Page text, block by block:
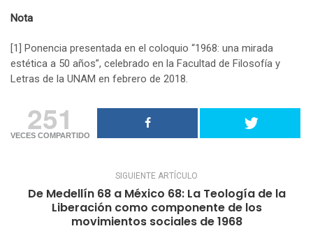
Nota
[1] Ponencia presentada en el coloquio “1968: una mirada
estética a 50 años”, celebrado en la Facultad de Filosofía y
Letras de la UNAM en febrero de 2018.
251
VECES COMPARTIDO
SIGUIENTE ARTÍCULO
De Medellín 68 a México 68: La Teología de la
Liberación como componente de los
movimientos sociales de 1968